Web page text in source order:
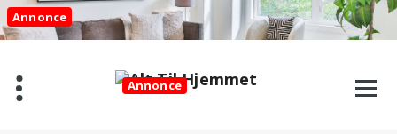
Videre
til
indhold
Annonce
Annonce